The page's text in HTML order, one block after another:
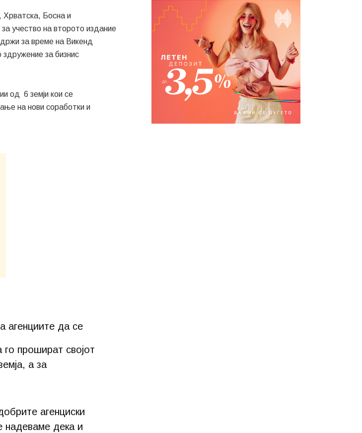
Хрватска, Босна и
за учество на второто издание
за време на Викенд
здружение за бизнис
од 6 земји кои се
на нови соработки и
агенциите да се
го прошират својот
а за
агенциски
надеваме дека и